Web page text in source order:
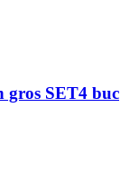
gros SET4 buc